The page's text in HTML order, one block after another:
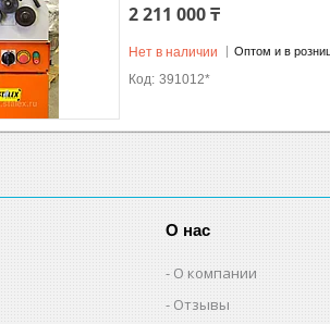
2 211 000 ₸
Нет в наличии Оптом и в
391012*
О нас
О компании
Отзывы